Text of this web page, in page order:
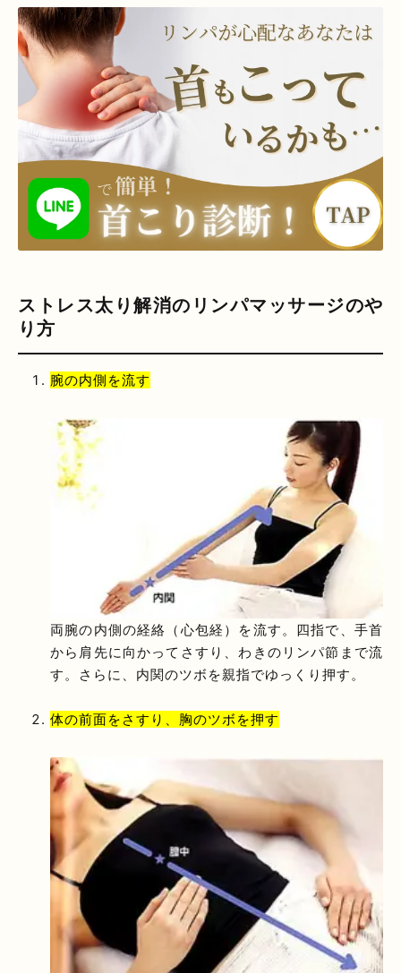
ストレス太り解消のリンパマッサージのや
り方
腕の内側を流す
両腕の内側の経絡（心包経）を流す。四指で、手首
から肩先に向かってさすり、わきのリンパ節まで流
す。さらに、内関のツボを親指でゆっくり押す。
体の前面をさすり、胸のツボを押す